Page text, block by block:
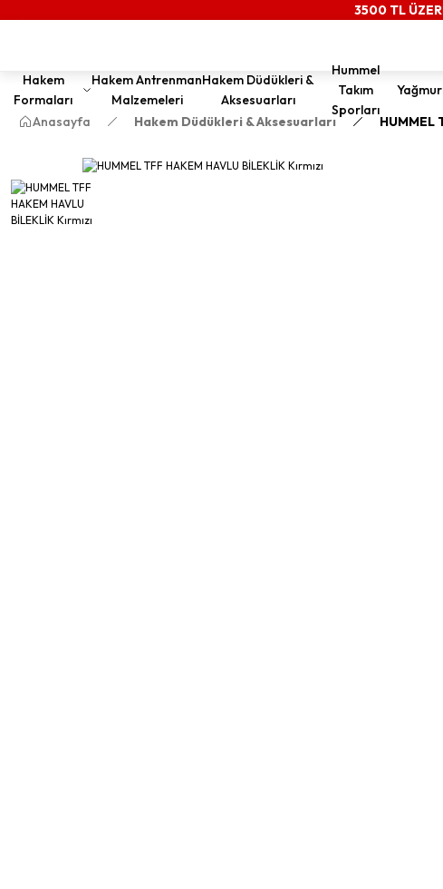
3500 TL
Hakem
Formaları
Hakem Antrenman
Malzemeleri
Hakem Düdükleri &
Aksesuarları
Hummel
Takım
Sporları
Anasayfa
Hakem Düdükleri & Aksesuarları HUMMEL